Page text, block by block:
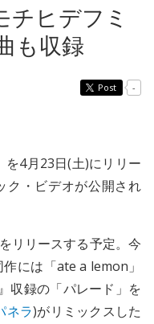
チヒデフミ
も収録
Post -
4月23日(土)にリリー
ク・ビデオが公開され
リリースする予定。今
には「ate a lemon」
収録の「パレード」を
ネラ)がリミックスした